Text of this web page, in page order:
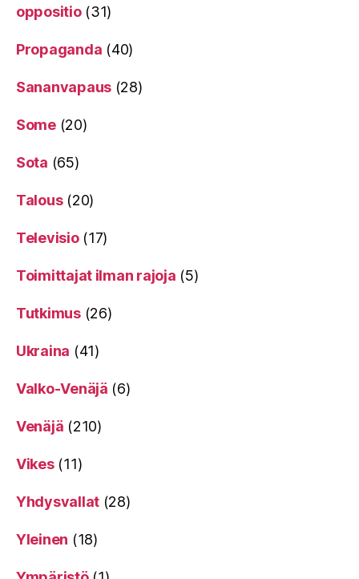
oppositio(31)
Propaganda (40)
Sananvapaus (28)
Some(20)
Sota (65)
Talous(20)
Televisio(17)
Toimittajat ilman rajoja (5)
Tutkimus(26)
Ukraina (41)
Valko-Venäjä (6)
Venäjä (210)
Vikes(11)
Yhdysvallat (28)
Yleinen (18)